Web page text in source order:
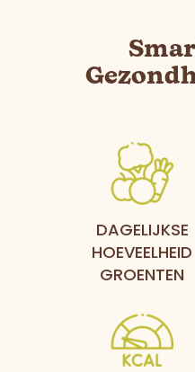
DAGELIJKSE
HOEVEELHEID
GROENTEN